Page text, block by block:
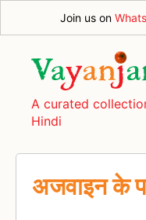
Join us on
A curated
Hindi
अजवाइन के